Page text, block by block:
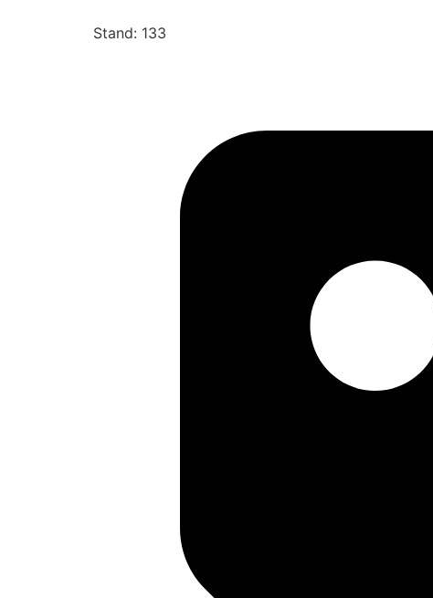
Stand: 133